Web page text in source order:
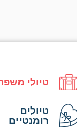
טיולי
טיולים
רומנטיים